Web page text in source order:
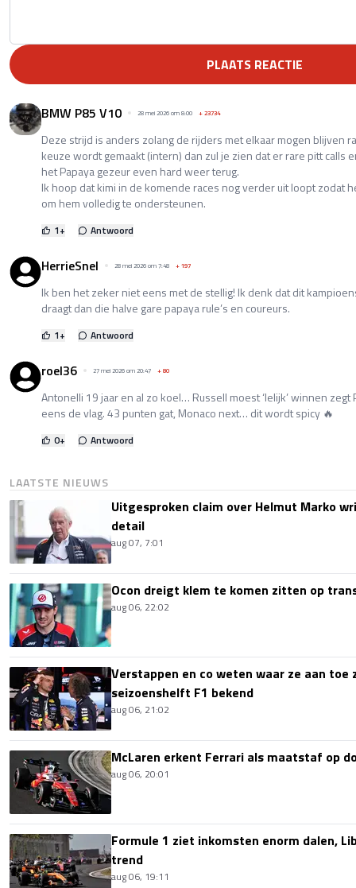
PLAATS REACTIE
BMW P85 V10 28 mei 2026 om 8:00 +23734
Deze strijd is anders zolang de rijders met elkaar mogen blijven
keuze wordt gemaakt (intern) dan zul je zien dat er rare pitt calls
het Papaya gezeur even hard weer terug.
Ik hoop dat kimi in de komende races nog verder uit loopt zodat
om hem volledig te ondersteunen.
1+ Antwoord
HerrieSnel 28 mei 2026 om 7:48 +197
Ik ben het zeker niet eens met de stellig! Ik denk dat dit
draagt dan die halve gare papaya rule’s en coureurs.
1+ Antwoord
roel36 27 mei 2026 om 20:47 +80
Antonelli 19 jaar en al zo koel… Russell moest ‘lelijk’ winnen zegt
eens de vlag. 43 punten gat, Monaco next… dit wordt spicy 🔥
0+ Antwoord
LAATSTE NIEUWS
Uitgesproken claim over Helmut Marko
detail
aug 07, 7:01
Ocon dreigt klem te komen zitten op
aug 06, 22:02
Verstappen en co weten waar ze aan
seizoenshelft F1 bekend
aug 06, 21:02
McLaren erkent Ferrari als maatstaf op
aug 06, 20:01
Formule 1 ziet inkomsten enorm dalen,
trend
aug 06, 19:11